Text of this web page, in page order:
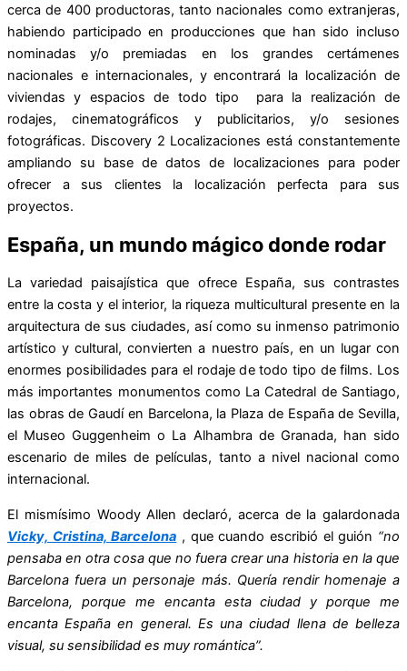
cerca de 400 productoras, tanto nacionales como extranjeras,
habiendo participado en producciones que han sido incluso
nominadas y/o premiadas en los grandes certámenes
nacionales e internacionales, y encontrará la localización de
viviendas y espacios de todo tipo para la realización de
rodajes, cinematográficos y publicitarios, y/o sesiones
fotográficas. Discovery 2 Localizaciones está constantemente
ampliando su base de datos de localizaciones para poder
ofrecer a sus clientes la localización perfecta para sus
proyectos.
España, un mundo mágico donde rodar
La variedad paisajística que ofrece España, sus contrastes
entre la costa y el interior, la riqueza multicultural presente en la
arquitectura de sus ciudades, así como su inmenso patrimonio
artístico y cultural, convierten a nuestro país, en un lugar con
enormes posibilidades para el rodaje de todo tipo de films. Los
más importantes monumentos como La Catedral de Santiago,
las obras de Gaudí en Barcelona, la Plaza de España de Sevilla,
el Museo Guggenheim o La Alhambra de Granada, han sido
escenario de miles de películas, tanto a nivel nacional como
internacional.
El mismísimo Woody Allen declaró, acerca de la galardonada
Vicky, Cristina, Barcelona , que cuando escribió el guión “no
pensaba en otra cosa que no fuera crear una historia en la que
Barcelona fuera un personaje más. Quería rendir homenaje a
Barcelona, porque me encanta esta ciudad y porque me
encanta España en general. Es una ciudad llena de belleza
visual, su sensibilidad es muy romántica”.